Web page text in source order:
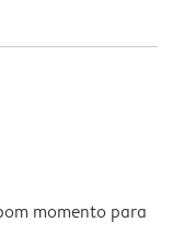
momento para